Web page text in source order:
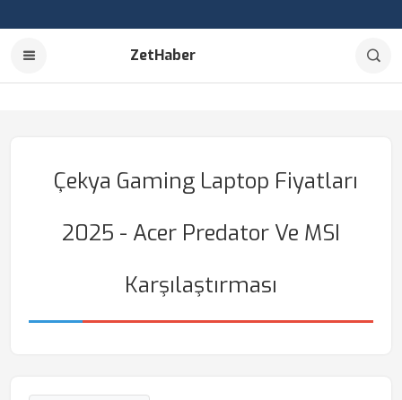
ZetHaber
Çekya Gaming Laptop Fiyatları
2025 - Acer Predator Ve MSI
Karşılaştırması